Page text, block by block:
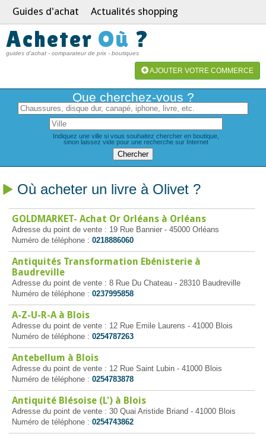
Guides d'achat Actualités shopping
Acheter Où ?
guides d'achat - comparateur de prix - boutiques
AJOUTER VOTRE COMMERCE
Que cherchez-vous ?
Indiquez une ville si vous souhaitez chercher en boutique,
sinon laissez vide pour une recherche sur Internet
Où acheter un livre à Olivet ?
GOLDMARKET- Achat Or Orléans à Orléans
Adresse du point de vente : 19 Rue Bannier - 45000 Orléans
Numéro de téléphone : 0218886060
Antiquités Transformation Ebénisterie à
Baudreville
Adresse du point de vente : 8 Rue Du Chateau - 28310 Baudreville
Numéro de téléphone : 0237995858
A-Z-U-R-A à Blois
Adresse du point de vente : 12 Rue Emile Laurens - 41000 Blois
Numéro de téléphone : 0254787263
Antebellum à Blois
Adresse du point de vente : 12 Rue Saint Lubin - 41000 Blois
Numéro de téléphone : 0254783878
Antiquité Blésoise (L') à Blois
Adresse du point de vente : 30 Quai Aristide Briand - 41000 Blois
Numéro de téléphone : 0254743862